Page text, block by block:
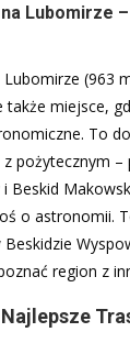
Lubomirze
(963
miejsce,
To
z pożytecznym
Beskid
o astronomii.
region z